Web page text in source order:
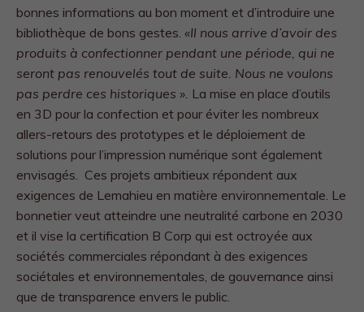
bonnes informations au bon moment et d’introduire une
bibliothèque de bons gestes. «Il nous arrive d’avoir des
produits à confectionner pendant une période, qui ne
seront pas renouvelés tout de suite. Nous ne voulons
pas perdre ces historiques ». La mise en place d’outils
en 3D pour la confection et pour éviter les nombreux
allers-retours des prototypes et le déploiement de
solutions pour l’impression numérique sont également
envisagés. Ces projets ambitieux répondent aux
exigences de Lemahieu en matière environnementale. Le
bonnetier veut atteindre une neutralité carbone en 2030
et il vise la certification B Corp qui est octroyée aux
sociétés commerciales répondant à des exigences
sociétales et environnementales, de gouvernance ainsi
que de transparence envers le public.